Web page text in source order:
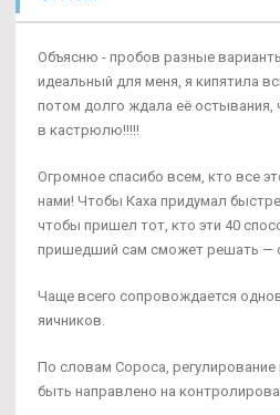
Объясню - пробов разные
идеальный для меня, я кипятила
потом долго ждала её остывания,
в кастрюлю!!!!!
Огромное спасибо всем, кто все
нами! Чтобы Каха придумал
чтобы пришел тот, кто эти 40
пришедший сам сможет решать —
Чаще всего сопровождается
яичников.
По словам Сороса,
быть направлено на